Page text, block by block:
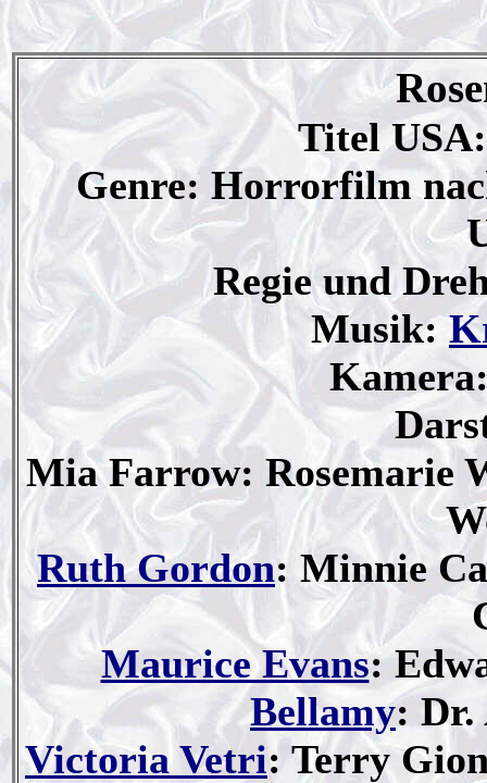
Titel
Genre: Horrorfilm
Regie und
Musik:
Mia Farrow: Rosemarie
Ruth Gordon: Minnie
Maurice Evans:
Bellamy: Dr.
Victoria Vetri: Terry